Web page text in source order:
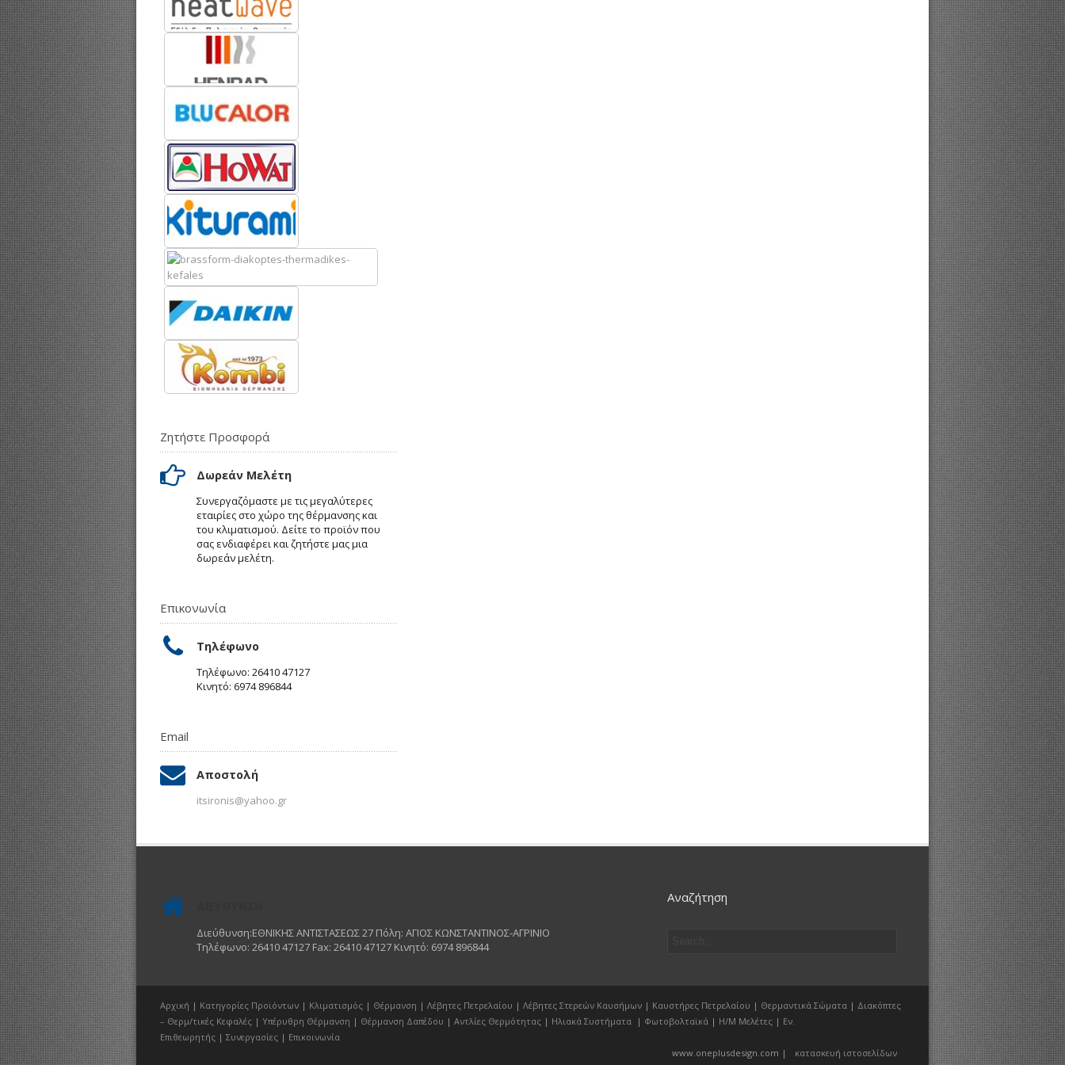
Ζητήστε Προσφορά
Δωρεάν Μελέτη
Συνεργαζόμαστε με τις μεγαλύτερες
εταιρίες στο χώρο της θέρμανσης και
του κλιματισμού. Δείτε το προϊόν που
σας ενδιαφέρει και ζητήστε μας μια
δωρεάν μελέτη.
Επικονωνία
Τηλέφωνο
Τηλέφωνο: 26410 47127
Κινητό: 6974 896844
Email
Αποστολή
itsironis@yahoo.gr
Διεύθυνση:ΕΘΝΙΚΗΣ ΑΝΤΙΣΤΑΣΕΩΣ 27 Πόλη: ΑΓΙΟΣ ΚΩΝΣΤΑΝΤΙΝΟΣ-ΑΓΡΙΝΙΟ
Τηλέφωνο: 26410 47127 Fax: 26410 47127 Κινητό: 6974 896844
Αναζήτηση
Αρχική | Κατηγορίες Προϊόντων | Κλιματισμός | Θέρμανση | Λέβητες Πετρελαίου | Λέβητες Στερεών Καυσήμων | Καυστήρες Πετρελαίου | Θερμαντικά Σώματα | Διακόπτες
– Θερμ/τικές Κεφαλές | Υπέρυθρη Θέρμανση | Θέρμανση Δαπέδου | Αντλίες Θερμότητας | Ηλιακά Συστήματα | Φωτοβολταϊκά | Η/Μ Μελέτες | Εν.
Επιθεωρητής | Συνεργασίες | Επικοινωνία
www.oneplusdesign.com |
κατασκευή ιστοσελίδων